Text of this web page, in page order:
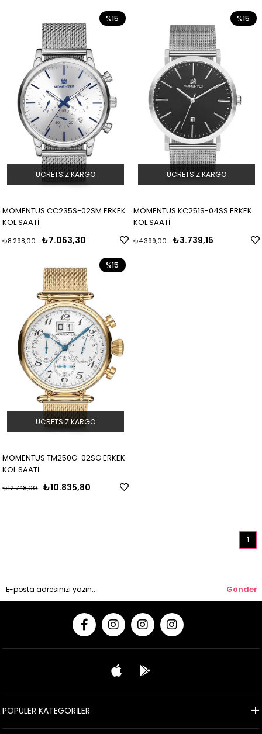
MOMENTUS CC235S-02SM ERKEK
KOL SAATİ
₺7.053,30
₺8.298,00
%15
ÜCRETSIZ KARGO
MOMENTUS KC251S-04SS ERKEK
KOL SAATİ
₺3.739,15
₺4.399,00
%15
ÜCRETSIZ KARGO
MOMENTUS TM250G-02SG ERKEK
KOL SAATİ
₺10.835,80
₺12.748,00
%15
ÜCRETSIZ KARGO
1
Gönder
POPÜLER KATEGORİLER